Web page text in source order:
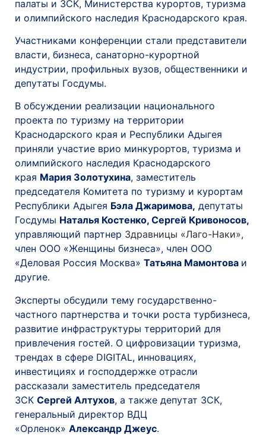
палаты и ЗСК, Министерства курортов, туризма
и олимпийского наследия Краснодарского края.
Участниками конференции стали представители
власти, бизнеса, санаторно-курортной
индустрии, профильных вузов, общественники и
депутаты Госдумы.
В обсуждении реализации национального
проекта по туризму на территории
Краснодарского края и Республики Адыгея
приняли участие врио минкурортов, туризма и
олимпийского наследия Краснодарского
края Мария Золотухина, заместитель
председателя Комитета по туризму и курортам
Республики Адыгея Бэла Джаримова, депутаты
Госдумы Наталья Костенко, Сергей Кривоносов,
управляющий партнер Здравницы «Лаго-Наки»,
член ООО «Женщины бизнеса», член ООО
«Деловая Россия Москва» Татьяна Мамонтова и
другие.
Эксперты обсудили тему государственно-
частного партнерства и точки роста турбизнеса,
развитие инфраструктуры территорий для
привлечения гостей. О цифровизации туризма,
трендах в сфере DIGITAL, инновациях,
инвестициях и господдержке отрасли
рассказали заместитель председателя
ЗСК Сергей Алтухов, а также депутат ЗСК,
генеральный директор ВДЦ
«Орленок» Александр Джеус.